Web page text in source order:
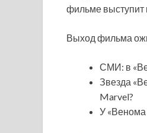
фильме выступит
Выход фильма
СМИ: в
Звезда
Marvel?
У «Венома